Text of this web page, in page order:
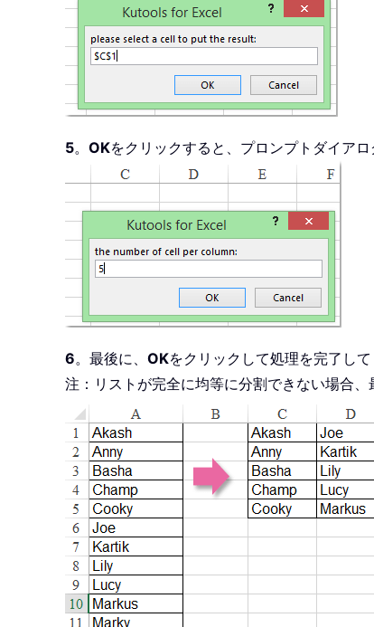
5。 OKをクリックすると、プロンプトダイア
6。最後に、 OKをクリックして処理を完了し
注：リストが完全に均等に分割できない場合